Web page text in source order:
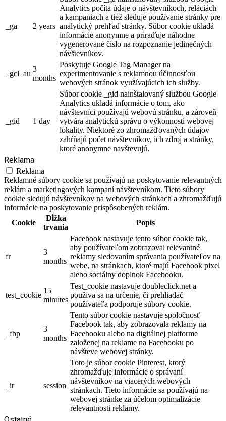
_ga 2 years
Analytics počíta údaje o návštevníkoch, reláciách
a kampaniach a tiež sleduje používanie stránky pre
analytický prehľad stránky. Súbor cookie ukladá
informácie anonymne a priraďuje náhodne
vygenerované číslo na rozpoznanie jedinečných
návštevníkov.
_gcl_au
3
months
Poskytuje Google Tag Manager na
experimentovanie s reklamnou účinnosťou
webových stránok využívajúcich ich služby.
_gid 1 day
Súbor cookie _gid nainštalovaný službou Google
Analytics ukladá informácie o tom, ako
návštevníci používajú webovú stránku, a zároveň
vytvára analytickú správu o výkonnosti webovej
lokality. Niektoré zo zhromažďovaných údajov
zahŕňajú počet návštevníkov, ich zdroj a stránky,
ktoré anonymne navštevujú.
Reklama
Reklama
Reklamné súbory cookie sa používajú na poskytovanie relevantných
reklám a marketingových kampaní návštevníkom. Tieto súbory
cookie sledujú návštevníkov na webových stránkach a zhromažďujú
informácie na poskytovanie prispôsobených reklám.
Cookie
Dĺžka
trvania
Popis
fr
3
months
Facebook nastavuje tento súbor cookie tak,
aby používateľom zobrazoval relevantné
reklamy sledovaním správania používateľov na
webe, na stránkach, ktoré majú Facebook pixel
alebo sociálny doplnok Facebooku.
test_cookie
15
minutes
Test_cookie nastavuje doubleclick.net a
používa sa na určenie, či prehliadač
používateľa podporuje súbory cookie.
_fbp
3
months
Tento súbor cookie nastavuje spoločnosť
Facebook tak, aby zobrazovala reklamy na
Facebooku alebo na digitálnej platforme
založenej na reklame na Facebooku po
návšteve webovej stránky.
_ir session
Toto je súbor cookie Pinterest, ktorý
zhromažďuje informácie o správaní
návštevníkov na viacerých webových
stránkach. Tieto informácie sa používajú na
webovej stránke za účelom optimalizácie
relevantnosti reklamy.